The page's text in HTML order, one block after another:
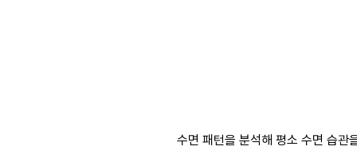
수면 패턴을 분석해 평소 수면 습관